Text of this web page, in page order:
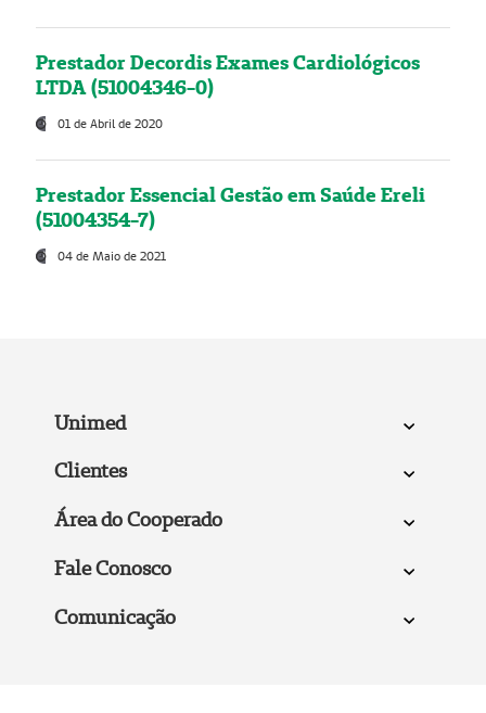
Prestador Decordis Exames Cardiológicos
LTDA (51004346-0)
01 de Abril de 2020
Prestador Essencial Gestão em Saúde Ereli
(51004354-7)
04 de Maio de 2021
Unimed
Clientes
Área do Cooperado
Fale Conosco
Comunicação